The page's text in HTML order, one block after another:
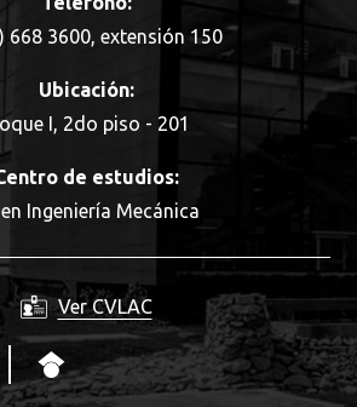
668 3600, extensión 150
Ubicación:
I, 2do piso - 201
de estudios:
en Ingeniería Mecánica
Ver CVLAC